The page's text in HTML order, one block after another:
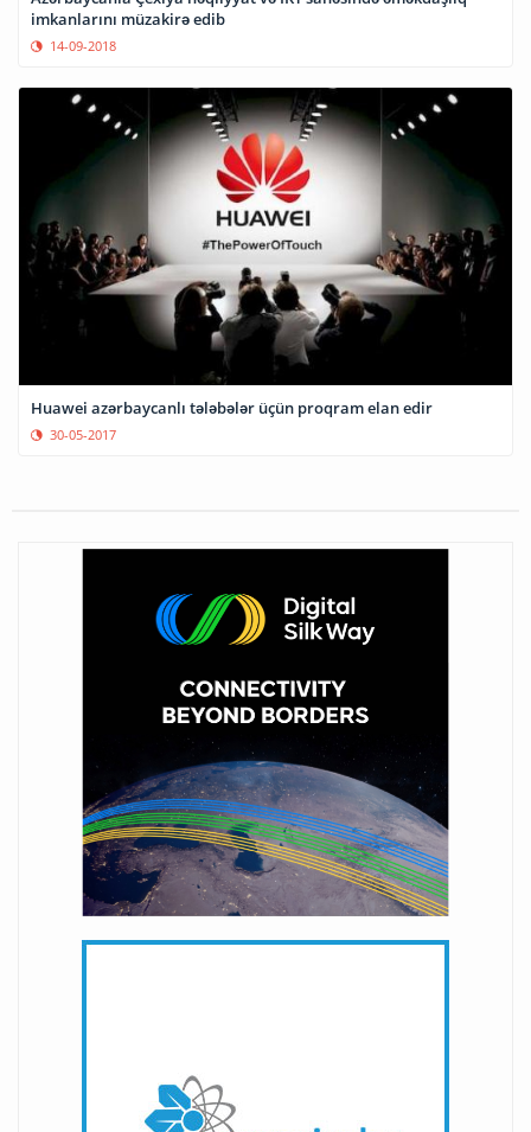
imkanlarını müzakirə edib
14-09-2018
Huawei azərbaycanlı tələbələr üçün proqram elan edir
30-05-2017